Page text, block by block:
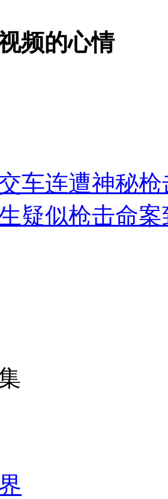
老人 痛下狠手拳打脚踢
医生回应
树
频的心情
车连遭神秘
疑似枪击命案